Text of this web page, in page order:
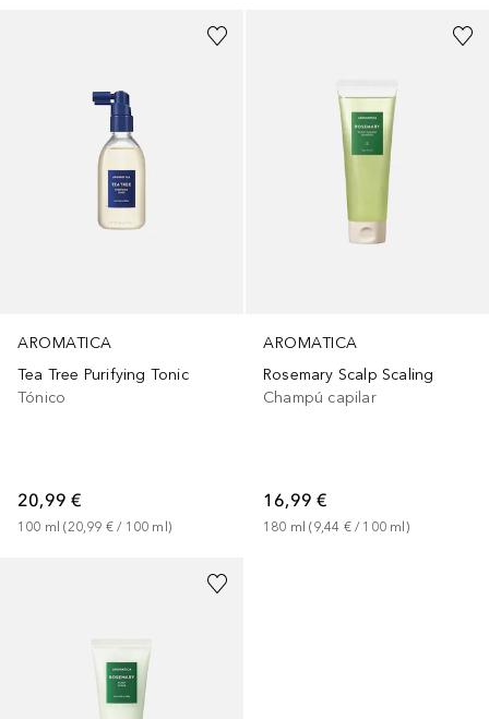
AROMATICA
Tea Tree Purifying Tonic
Tónico
20,99 €
100 ml (20,99 € / 100 ml)
AROMATICA
Rosemary Scalp Scaling
Champú capilar
16,99 €
180 ml (9,44 € / 100 ml )